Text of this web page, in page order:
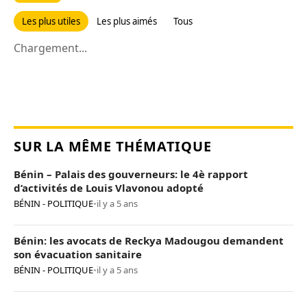
Les plus utiles Les plus aimés Tous
Chargement...
SUR LA MÊME THÉMATIQUE
Bénin – Palais des gouverneurs: le 4è rapport
d’activités de Louis Vlavonou adopté
BÉNIN - POLITIQUE•il y a 5 ans
Bénin: les avocats de Reckya Madougou demandent
son évacuation sanitaire
BÉNIN - POLITIQUE•il y a 5 ans